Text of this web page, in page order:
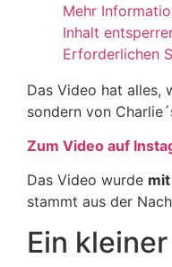
Mehr
Inhalt
Erforderlichen
Das Video hat alles,
sondern von
Zum Video auf
Das Video wurde
stammt aus der
Ein